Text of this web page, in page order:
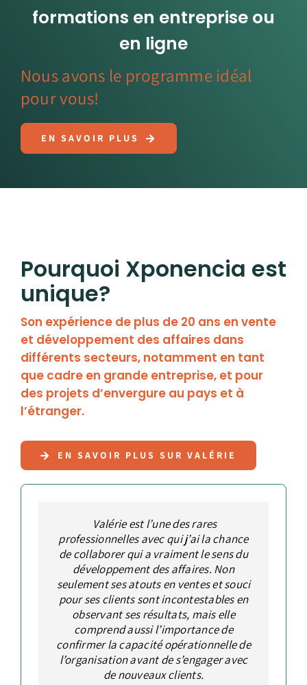
formations en entreprise ou
en ligne
Nous avons le programme idéal
pour vous!
EN SAVOIR PLUS
Pourquoi Xponencia est
unique?
Son expérience de plus de 20 ans en vente
et développement des affaires dans
différents secteurs, notamment en tant
que cadre en grande entreprise, et pour
des projets d’envergure au pays et à
l’étranger.
EN SAVOIR PLUS SUR VALÉRIE
Valérie est l’une des rares
professionnelles avec qui j’ai la chance
de collaborer qui a vraiment le sens du
développement des affaires. Non
seulement ses atouts en ventes et souci
pour ses clients sont incontestables en
observant ses résultats, mais elle
comprend aussi l’importance de
confirmer la capacité opérationnelle de
l’organisation avant de s’engager avec
de nouveaux clients.
Définir Valérie est relativement simple.
Elle est organisée, elle planifie toujours
stratégiquement pour anticiper les
besoins, elle est une experte pour
connecter les intervenants et atteindre
les objectifs. ’’Pareto’’ elle le connait et
l’applique donc elle agit avec des
termes de qualité, des processus
efficaces et non complexes. On aime
travailler avec Valérie parce que ça
bouge!
Valérie est une personne dynamique,
autonome et qui respecte ses
engagements. Un vent de fraîcheur en
vente et développement des affaires
dans les moments les plus difficiles.
Stéphane
Houle
,VICE-PRÉSIDENT, SNC
LAVALIN
L’une des plus grandes forces de Valérie
est non seulement sa capacité de
penser stratégiquement, mais
également de transformer le tout en
actions concrètes et efficaces. Elle a
été un atout inestimable dans tous les
projets auxquels nous avons eu la
chance de collaborer.